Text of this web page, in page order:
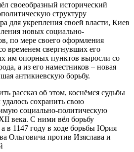
своеобразный исторический
структуру
для укрепления своей власти, Киев
новых социально-
по мере своего оформления
временем свергнувших его
им опорных пунктов выросли со
а из его наместников – новая
антикиевскую борьбу.
рассказ об этом, коснёмся судьбы
сохранить свою
социально-политическую
века. С ними вёл борьбу
а в 1147 году в ходе борьбы Юрия
Ольговича против Изяслава и